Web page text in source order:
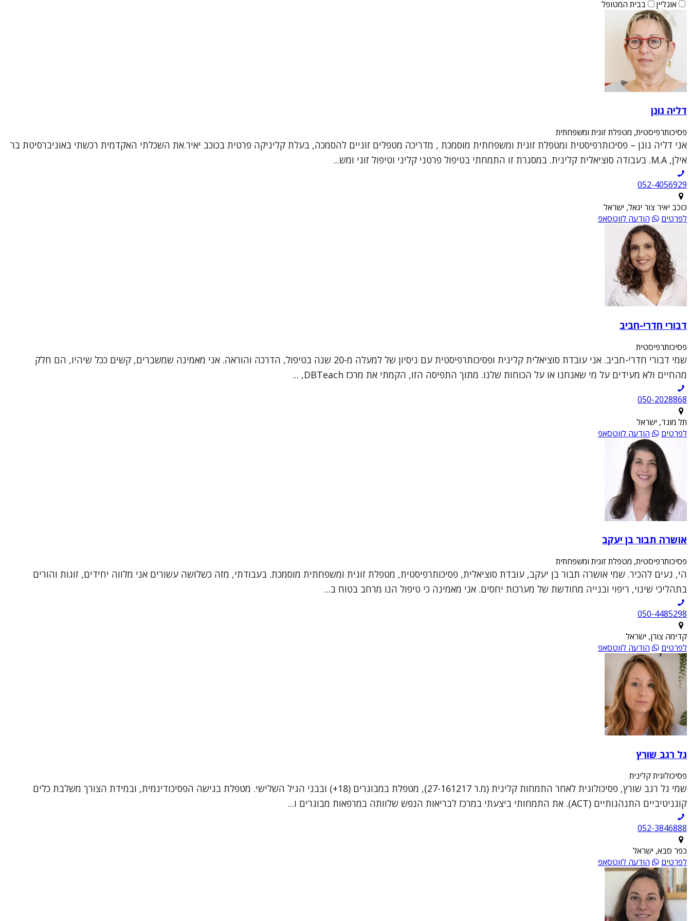
אונליין
בבית המטופל
דליה גונן
פסיכותרפיסטית, מטפלת זוגית ומשפחתית
אני דליה גונן – פסיכותרפיסטית ומטפלת זוגית ומשפחתית מוסמכת , מדריכה מטפלים זוגיים להסמכה, בעלת קליניקה פרטית בכוכב יאיר.את השכלתי האקדמית רכשתי באוניברסיטת בר
אילן, M.A. בעבודה סוציאלית קלינית. במסגרת זו התמחתי בטיפול פרטני קליני וטיפול זוגי ומש...
052-4056929
כוכב יאיר צור יגאל, ישראל
לפרטים
הודעה לווטסאפ
דבורי חדרי-חביב
פסיכותרפיסטית
שמי דבורי חדרי-חביב. אני עובדת סוציאלית קלינית ופסיכותרפיסטית עם ניסיון של למעלה מ-20 שנה בטיפול, הדרכה והוראה. אני מאמינה שמשברים, קשים ככל שיהיו, הם חלק
מהחיים ולא מעידים על מי שאנחנו או על הכוחות שלנו. מתוך התפיסה הזו, הקמתי את מרכז DBTeach, ...
050-2028868
תל מונד, ישראל
לפרטים
הודעה לווטסאפ
אושרה תבור בן יעקב
פסיכותרפיסטית, מטפלת זוגית ומשפחתית
הי, נעים להכיר. שמי אושרה תבור בן יעקב, עובדת סוציאלית, פסיכותרפיסטית, מטפלת זוגית ומשפחתית מוסמכת. בעבודתי, מזה כשלושה עשורים אני מלווה יחידים, זוגות והורים
בתהליכי שינוי, ריפוי ובנייה מחודשת של מערכות יחסים. אני מאמינה כי טיפול הנו מרחב בטוח ב...
050-4485298
קדימה צורן, ישראל
לפרטים
הודעה לווטסאפ
גל רגב שורץ
פסיכולוגית קלינית
שמי גל רגב שורץ, פסיכולוגית לאחר התמחות קלינית (מ.ר 27-161217), מטפלת במבוגרים (18+) ובבני הגיל השלישי. מטפלת בגישה הפסיכודינמית, ובמידת הצורך משלבת כלים
קוגניטיביים התנהגותיים (ACT). את התמחותי ביצעתי במרכז לבריאות הנפש שלוותה במרפאות מבוגרים ו...
052-3846888
כפר סבא, ישראל
לפרטים
הודעה לווטסאפ